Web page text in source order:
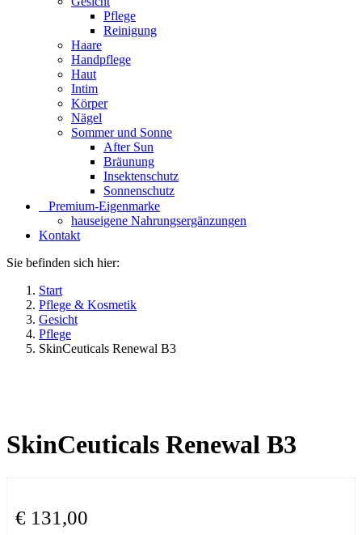
Pflege
Reinigung
Haare
Handpflege
Haut
Intim
Körper
Nägel
Sommer und Sonne
After Sun
Bräunung
Insektenschutz
Sonnenschutz
⠀​Premium-Eigenmarke
hauseigene Nahrungsergänzungen
Kontakt
Sie befinden sich hier:
Start
Pflege & Kosmetik
Gesicht
Pflege
SkinCeuticals Renewal B3
SkinCeuticals Renewal B3
€ 131,00